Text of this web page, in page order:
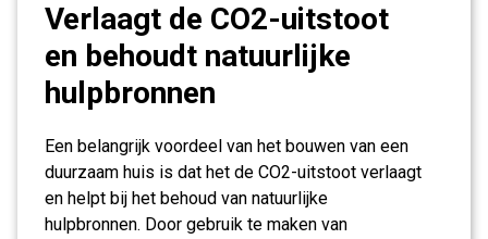
Verlaagt de CO2-uitstoot
en behoudt natuurlijke
hulpbronnen
Een belangrijk voordeel van het bouwen van een
duurzaam huis is dat het de CO2-uitstoot verlaagt
en helpt bij het behoud van natuurlijke
hulpbronnen. Door gebruik te maken van